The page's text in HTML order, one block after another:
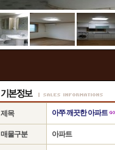
제목 아쭈 깨끗한 아파트
매물구분 아파트